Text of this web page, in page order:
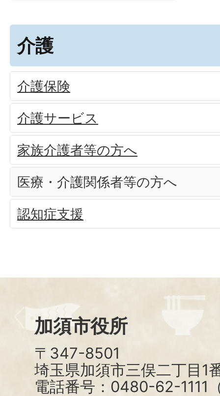
介護
介護保険
介護サービス
家族介護者等の方へ
医療・介護関係者等の方へ
認知症支援
加須市役所
〒347-8501
埼玉県加須市三俣二丁目1
電話番号：0480-62-1111